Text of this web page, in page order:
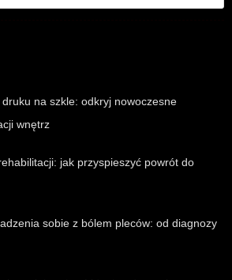
na szkle: odkryj nowoczesne
wnętrz
jak przyspieszyć powrót do
sobie z bólem pleców: od diagnozy